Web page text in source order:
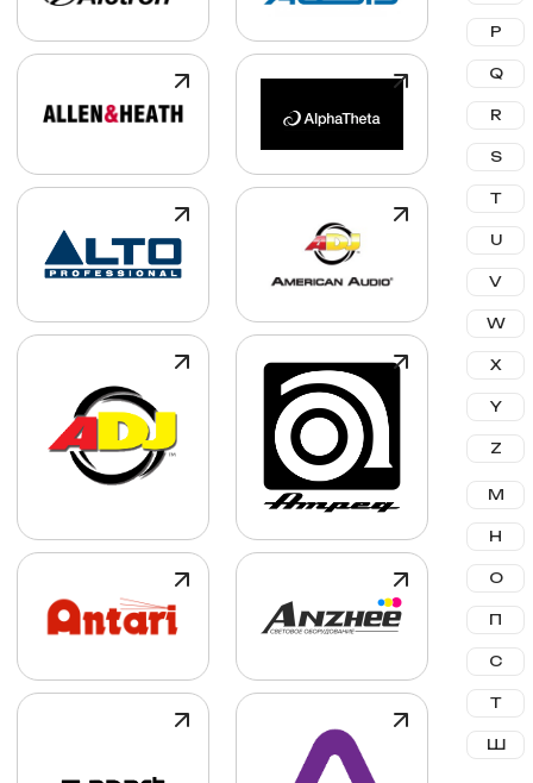
P
Q
R
S
T
U
V
W
X
Y
Z
М
Н
О
П
С
Т
Ш